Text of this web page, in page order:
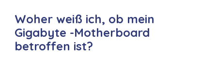
Woher weiß ich, ob mein
Gigabyte -Motherboard
betroffen ist?